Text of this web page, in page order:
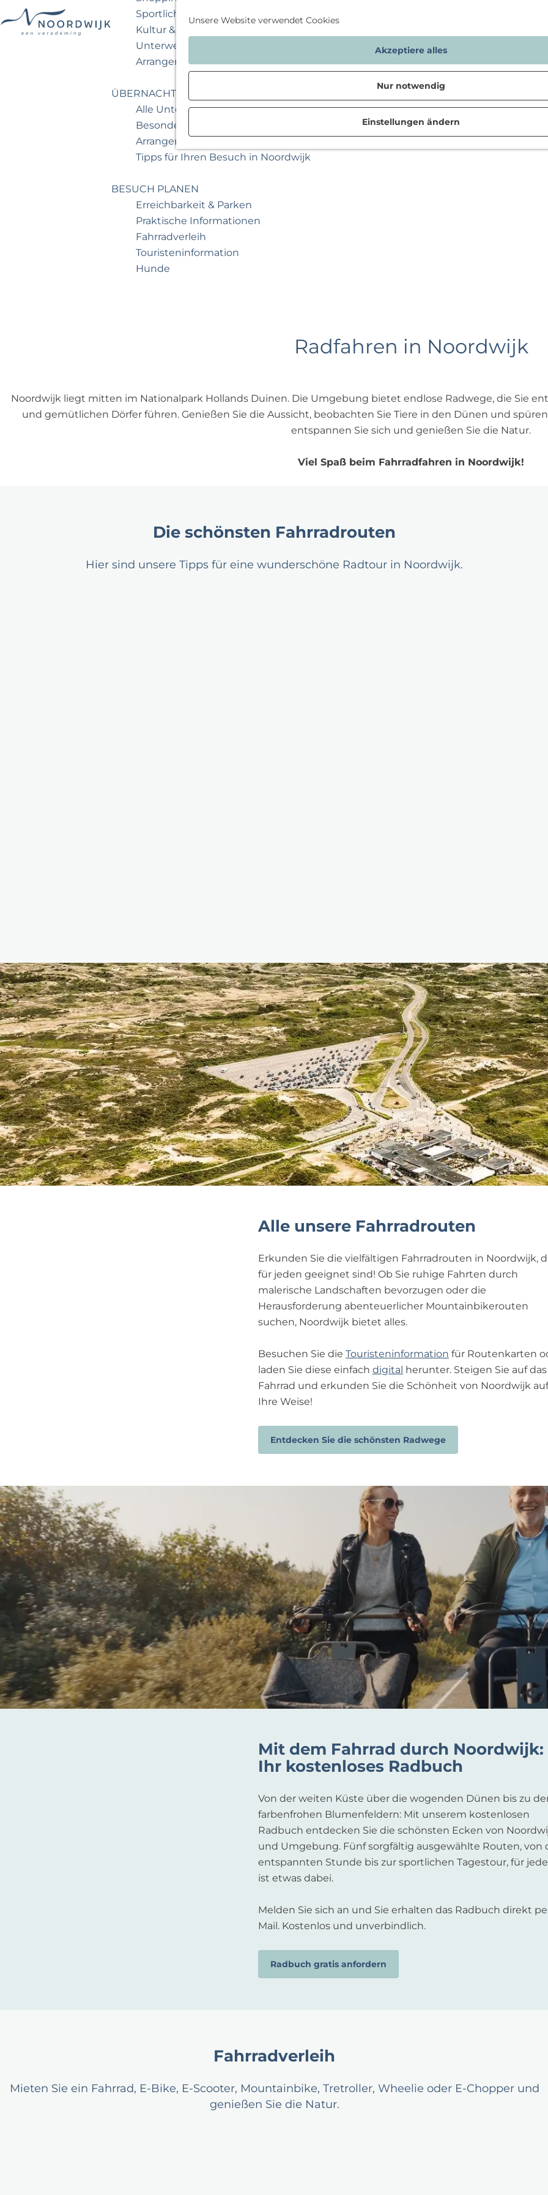
Unsere Website verwendet Cookies
Akzeptiere alles
Nur notwendig
Einstellungen ändern
Sportlich & aktiv
Kultur & Museum
Unterwegs mit Kindern
Arrangements & Angebote
ÜBERNACHTEN
Alle Unterkünfte
Besondere Übernachtungen
Arrangements & Angebote
Tipps für Ihren Besuch in Noordwijk
BESUCH PLANEN
Erreichbarkeit & Parken
Praktische Informationen
Fahrradverleih
Touristeninformation
Hunde
Radfahren in Noordwijk
Noordwijk liegt mitten im Nationalpark Hollands Duinen. Die Umgebung bietet endlose Radwege, die Sie
und gemütlichen Dörfer führen. Genießen Sie die Aussicht, beobachten Sie Tiere in den Dünen und
entspannen Sie sich und genießen Sie die Natur.
Viel Spaß beim Fahrradfahren in Noordwijk!
Die schönsten Fahrradrouten
Hier sind unsere Tipps für eine wunderschöne Radtour in Noordwijk.
Alle unsere Fahrradrouten
Erkunden Sie die vielfältigen Fahrradrouten in Noordwijk,
für jeden geeignet sind! Ob Sie ruhige Fahrten durch
malerische Landschaften bevorzugen oder die
Herausforderung abenteuerlicher Mountainbikerouten
suchen, Noordwijk bietet alles.
Besuchen Sie die Touristeninformation für Routenkarten
laden Sie diese einfach digital herunter. Steigen Sie auf das
Fahrrad und erkunden Sie die Schönheit von Noordwijk auf
Ihre Weise!
Entdecken Sie die schönsten Radwege
Mit dem Fahrrad durch Noordwijk:
Ihr kostenloses Radbuch
Von der weiten Küste über die wogenden Dünen bis zu
farbenfrohen Blumenfeldern: Mit unserem kostenlosen
Radbuch entdecken Sie die schönsten Ecken von
und Umgebung. Fünf sorgfältig ausgewählte Routen, von
entspannten Stunde bis zur sportlichen Tagestour, für
ist etwas dabei.
Melden Sie sich an und Sie erhalten das Radbuch direkt
Mail. Kostenlos und unverbindlich.
Radbuch gratis anfordern
Fahrradverleih
Mieten Sie ein Fahrrad, E-Bike, E-Scooter, Mountainbike, Tretroller, Wheelie oder E-Chopper und
genießen Sie die Natur.